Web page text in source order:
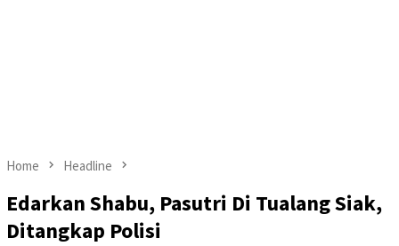
Home Headline
Edarkan Shabu, Pasutri Di Tualang Siak,
Ditangkap Polisi